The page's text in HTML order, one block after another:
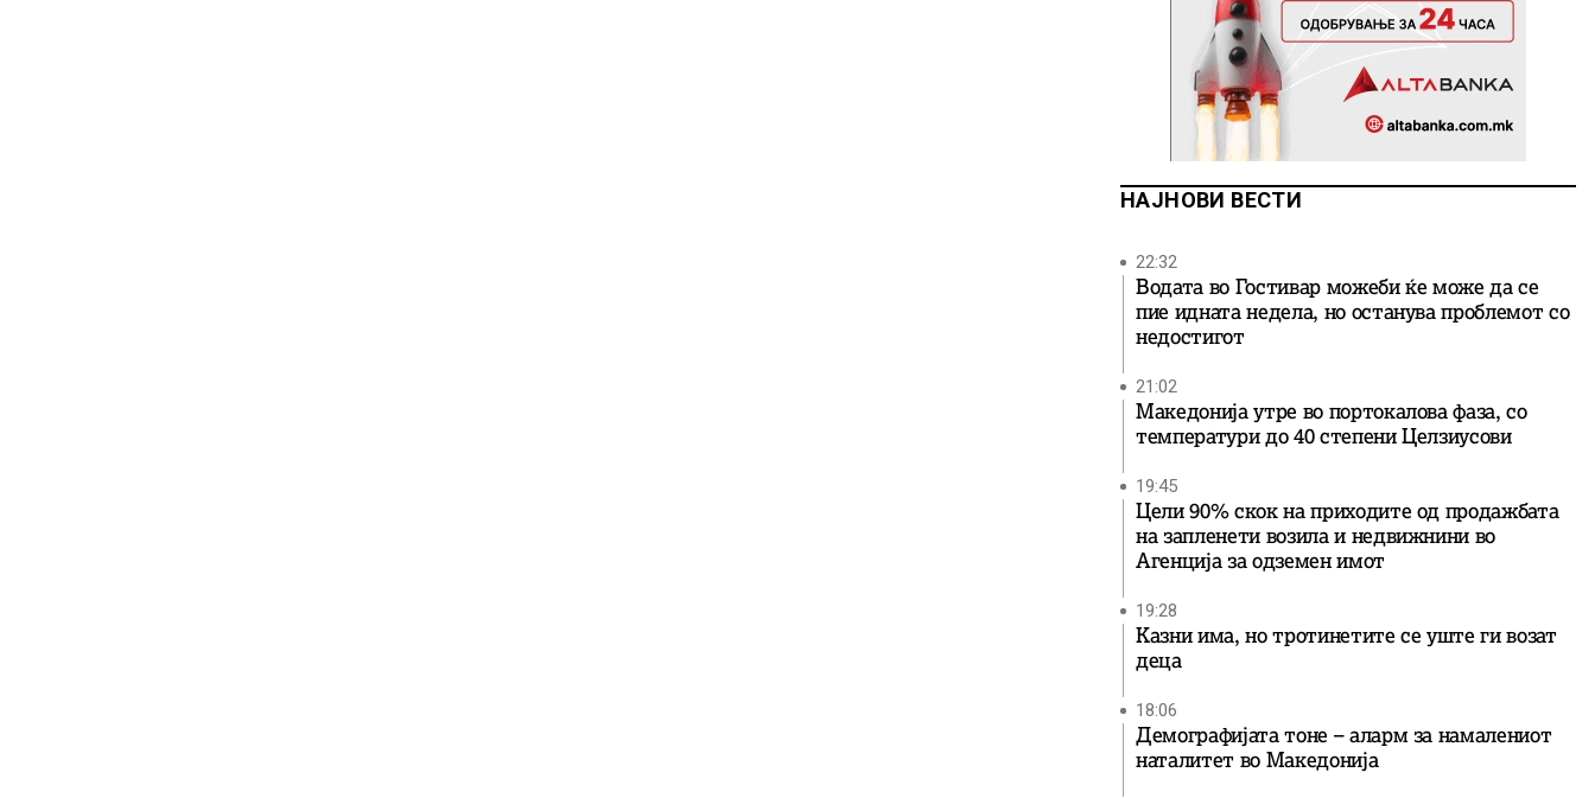
НАЈНОВИ ВЕСТИ
22:32
Водата во Гостивар можеби ќе може да се
пие идната недела, но останува проблемот со
недостигот
21:02
Македонија утре во портокалова фаза, со
температури до 40 степени Целзиусови
19:45
Цели 90% скок на приходите од продажбата
на запленети возила и недвижнини во
Агенција за одземен имот
19:28
Казни има, но тротинетите се уште ги возат
деца
18:06
Демографијата тоне – аларм за намалениот
наталитет во Македонија